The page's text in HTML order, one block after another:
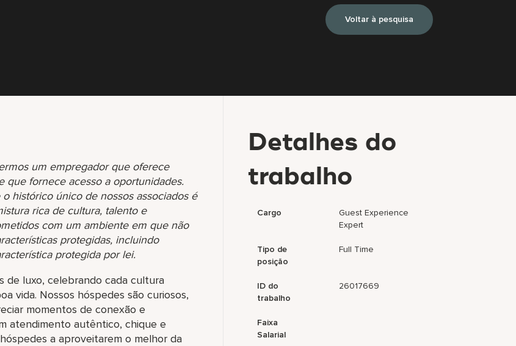
Voltar à pesquisa
um empregador que oferece
que fornece acesso a oportunidades.
histórico único de nossos associados é
rica de cultura, talento e
com um ambiente em que não
protegidas, incluindo
protegida por lei.
de luxo, celebrando cada cultura
vida. Nossos hóspedes são curiosos,
momentos de conexão e
atendimento autêntico, chique e
a aproveitarem o melhor da
Detalhes do
trabalho
Cargo
Guest Experience
Expert
Tipo de
posição
Full Time
ID do
trabalho
26017669
Faixa
Salarial